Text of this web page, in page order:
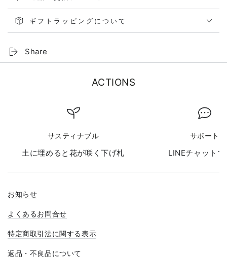
ギフトラッピングについて
Share
ACTIONS
サスティナブル
土に埋めると花が咲く下げ札
サポート
LINEチャット
お知らせ
よくあるお問合せ
特定商取引法に関する表示
返品・不良品について